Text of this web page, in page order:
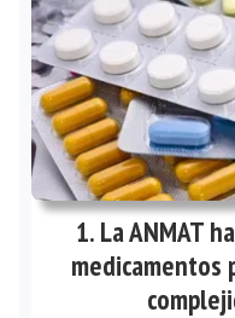
La ANMAT
medicamentos